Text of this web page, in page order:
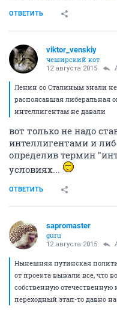
ОТВЕТИТЬ
viktor_venskiy
чеширский кот
12 августа 2015
Ленин со Сталиным знали
распоясавшая либеральная
интеллигентам не давали
вот только не надо
интеллигентами и
определив термин
условиях...
ОТВЕТИТЬ
sapromaster
guru
12 августа 2015
Нынешняя путинская
от проекта выжали все, что
собственную
переходный этап-то давно